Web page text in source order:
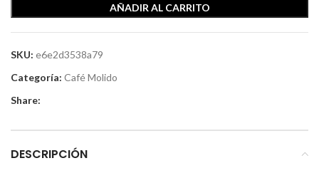
AÑADIR AL CARRITO
SKU: e6e2d3538a79
Categoría: Café Molido
Share:
DESCRIPCIÓN